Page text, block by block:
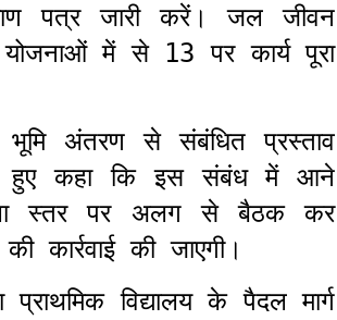
पत्र जारी करें। जल जीवन
में से 13 पर कार्य पूरा
अंतरण से संबंधित प्रस्ताव
हुए कहा कि इस संबंध में आने
स्तर पर अलग से बैठक कर
कार्रवाई की जाएगी।
विद्यालय के पैदल मार्ग